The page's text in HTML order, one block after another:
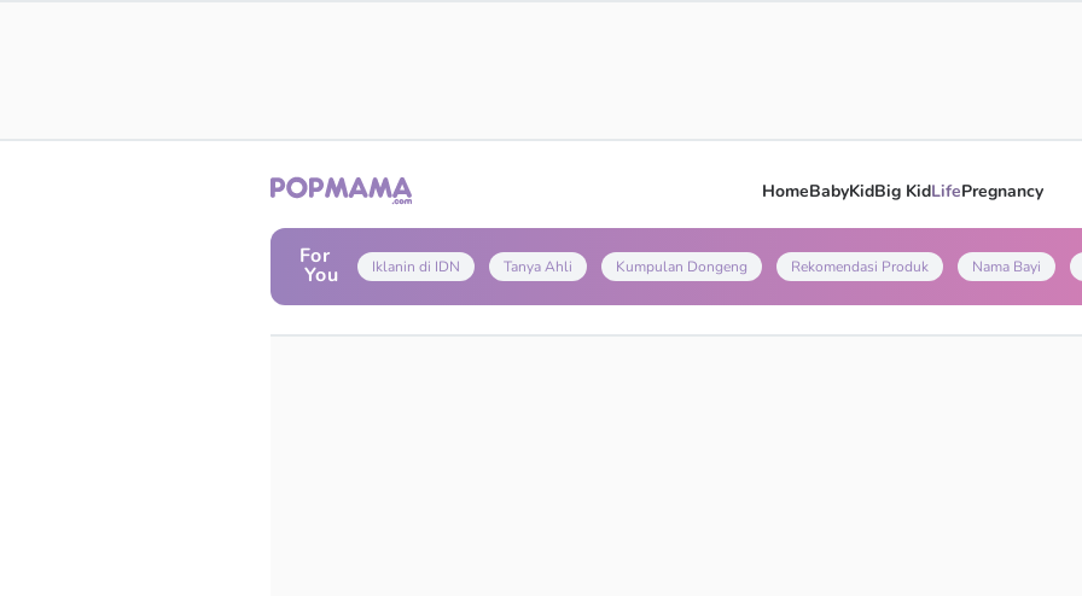
HomeBabyKidBig KidLifePregnancy
For
You Iklanin di IDN Tanya Ahli Kumpulan Dongeng Rekomendasi Produk Nama Bayi